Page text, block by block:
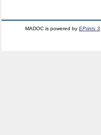
MADOC is powered byEPrints 3